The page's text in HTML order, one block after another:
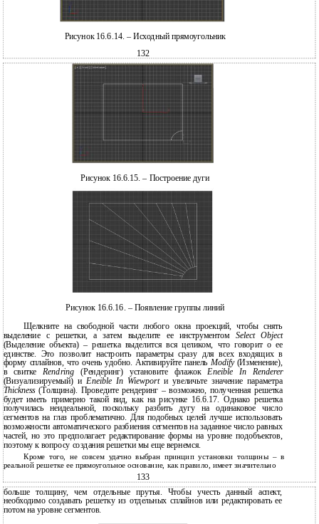
Рисунок 16.6.14. – Исходный прямоугольник
132
Рисунок 16.6.15. – Построение дуги
Рисунок 16.6.16. – Появление группы линий
Щелкните на свободной части любого окна проекций, чтобы снять
выделение с решетки, а затем выделите ее инструментомSelect Object
(Выделение объекта) – решетка выделится вся целиком, что говорит о ее
единстве. Это позволит настроить параметры сразу для всех входящих в
форму сплайнов, что очень удобно. Активируйте панель Modify (Изменение),
в свиткеRendring(Рендеринг) установите флажокEneible In Renderer
(Визуализируемый) иEneible In Wiewport и увеличьте значение параметра
Thickness(Толщина). Проведите рендеринг – возможно, полученная решетка
будет иметь примерно такой вид, как на рисунке 16.6.17. Однако решетка
получилась неидеальной, поскольку разбить дугу на одинаковое число
сегментов на глаз проблематично. Для подобных целей лучше использовать
возможности автоматического разбиения сегментов на заданное число равных
частей, но это предполагает редактирование формы на уровне подобъектов,
поэтому к вопросу создания решетки мы еще вернемся.
Кроме того, не совсем удачно выбран принцип установки толщины – в
реальной решетке ее прямоугольное основание, как правило, имеет значительно
133
больше толщину, чем отдельные прутья. Чтобы учесть данный аспект,
необходимо создавать решетку из отдельных сплайнов или редактировать ее
потом на уровне сегментов.